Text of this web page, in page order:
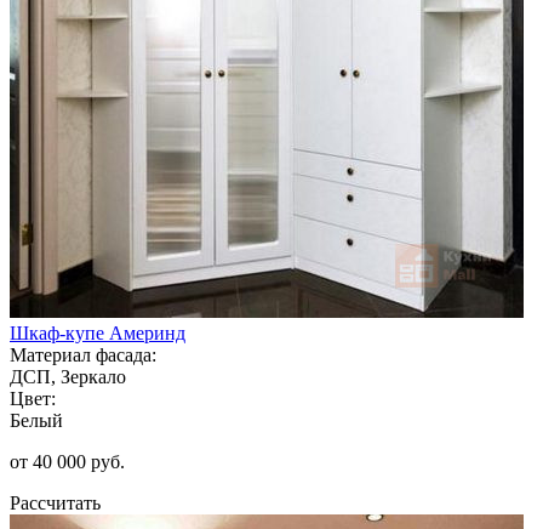
Шкаф-купе Америнд
Материал фасада:
ДСП, Зеркало
Цвет:
Белый
от 40 000 руб.
Рассчитать